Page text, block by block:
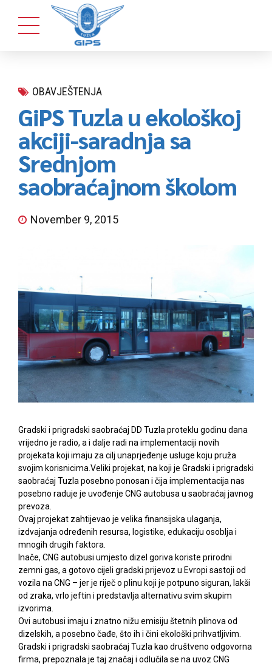
OBAVJEŠTENJA
GiPS Tuzla u ekološkoj
akciji-saradnja sa
Srednjom
saobraćajnom školom
November 9, 2015
Gradski i prigradski saobraćaj DD Tuzla proteklu godinu dana
vrijedno je radio, a i dalje radi na implementaciji novih
projekata koji imaju za cilj unaprjeđenje usluge koju pruža
svojim korisnicima.Veliki projekat, na koji je Gradski i prigradski
saobraćaj Tuzla posebno ponosan i čija implementacija nas
posebno raduje je uvođenje CNG autobusa u saobraćaj javnog
prevoza.
Ovaj projekat zahtijevao je velika finansijska ulaganja,
izdvajanja određenih resursa, logistike, edukaciju osoblja i
mnogih drugih faktora.
Inače, CNG autobusi umjesto dizel goriva koriste prirodni
zemni gas, a gotovo cijeli gradski prijevoz u Evropi sastoji od
vozila na CNG – jer je riječ o plinu koji je potpuno siguran, lakši
od zraka, vrlo jeftin i predstavlja alternativu svim skupim
izvorima.
Ovi autobusi imaju i znatno nižu emisiju štetnih plinova od
dizelskih, a posebno čađe, što ih i čini ekološki prihvatljivim.
Gradski i prigradski saobraćaj Tuzla kao društveno odgovorna
firma, prepoznala je taj značaj i odlučila se na uvoz CNG